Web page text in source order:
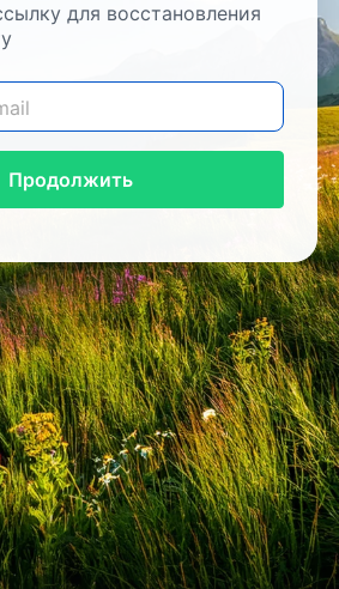
для восстановления
Продолжить